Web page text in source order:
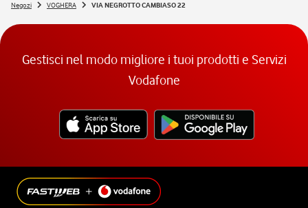
Negozi VOGHERA VIA NEGROTTO CAMBIASO 22
Gestisci nel modo migliore i tuoi prodotti e Servizi
Vodafone